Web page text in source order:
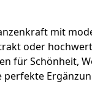
mit
oder
für Schönheit,